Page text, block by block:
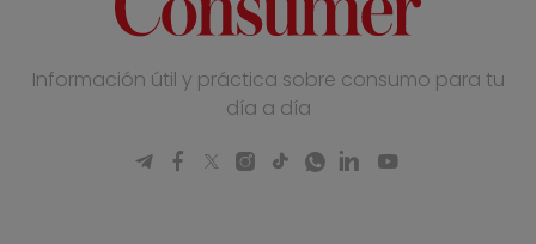
Información útil y práctica sobre consumo para tu
día a día